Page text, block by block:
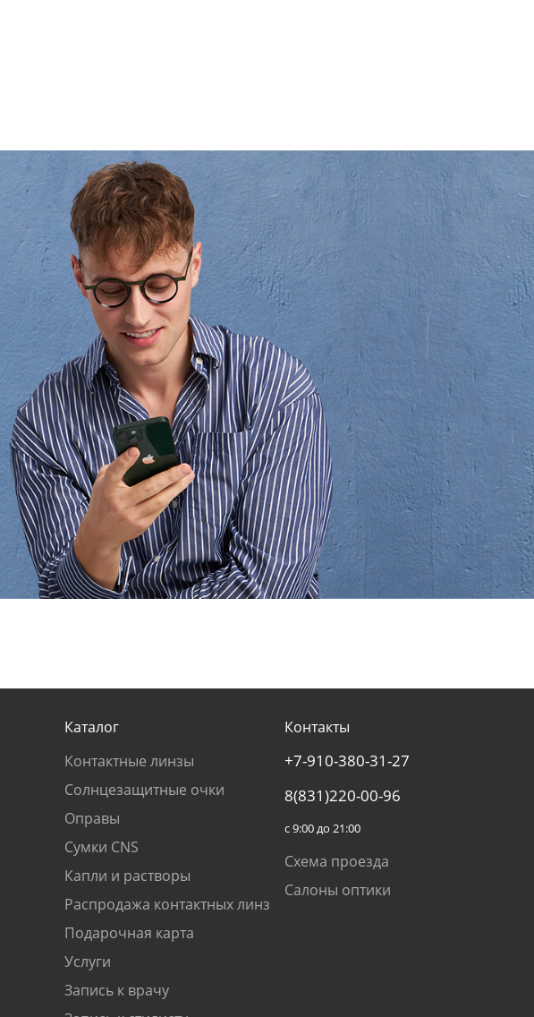
Каталог
Контактные линзы
Солнцезащитные очки
Оправы
Сумки CNS
Капли и растворы
Распродажа контактных линз
Подарочная карта
Услуги
Запись к врачу
Контакты
+7-910-380-31-27
8(831)220-00-96
с 9:00 до 21:00
Схема проезда
Салоны оптики